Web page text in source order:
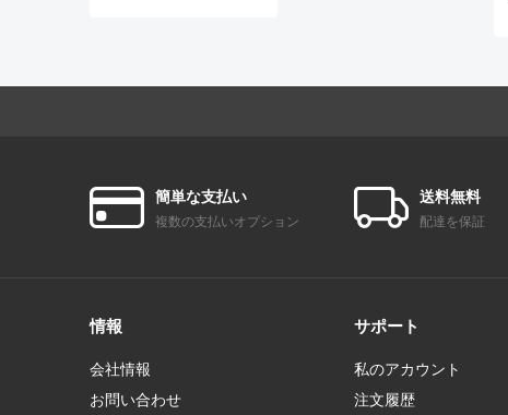
レンズ用 Nano-
簡単な支払い
複数の支払いオプション
送料無料
配達を保証
情報
会社情報
お問い合わせ
サポート
私のアカウント
注文履歴